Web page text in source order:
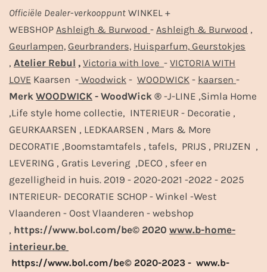
Officiële Dealer-verkooppunt WINKEL +
WEBSHOP Ashleigh & Burwood - Ashleigh & Burwood ,
Geurlampen, Geurbranders, Huisparfum, Geurstokjes
, Atelier Rebul , Victoria with love - VICTORIA WITH
LOVE Kaarsen - Woodwick - WOODWICK - kaarsen -
Merk WOODWICK - WoodWick ® -J-LINE ,Simla Home
,Life style home collectie, INTERIEUR - Decoratie ,
GEURKAARSEN , LEDKAARSEN , Mars & More
DECORATIE ,Boomstamtafels , tafels, PRIJS , PRIJZEN ,
LEVERING , Gratis Levering ,DECO , sfeer en
gezelligheid in huis. 2019 - 2020-2021 -2022 - 2025
INTERIEUR- DECORATIE SCHOP - Winkel -West
Vlaanderen - Oost Vlaanderen - webshop
, https://www.bol.com/be© 2020 www.b-home-
interieur.be
https://www.bol.com/be© 2020-2023 - www.b-